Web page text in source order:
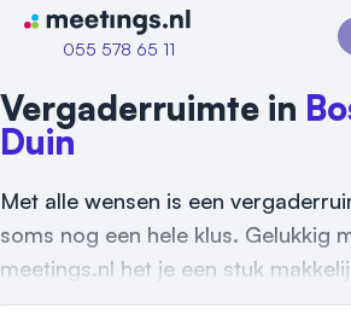
Naar home van Meetings
055 578 65 11
Vergaderruimte in
Duin
Met alle wensen is een
soms nog een hele klus. Gelukkig
meetings.nl het je een stuk